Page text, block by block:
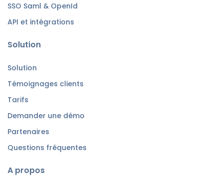
SSO Saml & OpenId
API et intégrations
Solution
Solution
Témoignages clients
Tarifs
Demander une démo
Partenaires
Questions fréquentes
A propos